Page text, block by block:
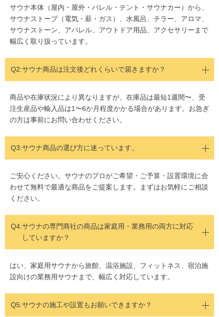
サウナ本体（屋内・屋外・バレル・テント・サウナカー）から、
サウナストーブ（電気・薪・ガス）、水風呂、チラー、アロマ、
サウナストーン、アパレル、アウトドア用品、アクセサリーまで
幅広く取り扱っています。
Q2:サウナ商品は注文後どれくらいで届きますか？
商品や在庫状況により異なりますが、在庫品は最短1週間〜、受
注生産品や輸入品は1〜6か月程度かかる場合があります。お急ぎ
の方は事前にお問い合わせください。
Q3:サウナ商品の選び方に迷っています。
ご安心ください。サウナのプロがご希望・ご予算・設置環境に合
わせて無料で最適な商品をご提案します。まずはお気軽にご相談
ください。
Q4:サウナの専門商社の商品は家庭用・業務用の両方に対応
していますか？
はい、家庭用サウナから旅館、温浴施設、フィットネス、宿泊施
設向けの業務用サウナまで、幅広く対応しています。
Q5:サウナの施工や設置もお願いできますか？